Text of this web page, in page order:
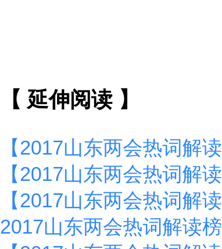
【 延伸阅读 】
【2017山东两会热词解
【2017山东两会热词解
【2017山东两会热词解
2017山东两会热词解读